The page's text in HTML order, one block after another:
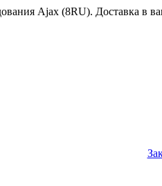
Ajax (8RU). Доставка в